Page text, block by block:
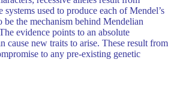
used to produce each of Mendel’s
the mechanism behind Mendelian
evidence points to an absolute
cause new traits to arise. These result from
to any pre-existing genetic